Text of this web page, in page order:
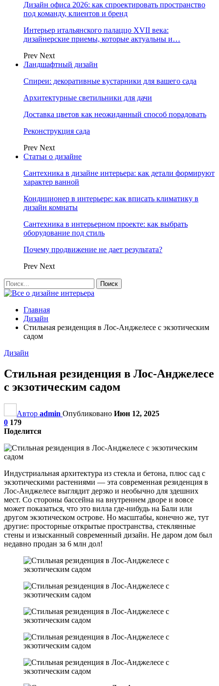
Дизайн офиса 2026: как спроектировать пространство
под команду, клиентов и бренд
Интерьер итальянского палаццо XVII века:
дизайнерские приемы, которые актуальны и…
Prev Next
Ландшафтный дизайн
Спиреи: декоративные кустарники для вашего сада
Архитектурные светильники для дачи
Доставка цветов как неожиданный способ порадовать
Реконструкция сада
Prev Next
Статьи о дизайне
Сантехника в дизайне интерьера: как детали формируют
характер ванной
Кондиционер в интерьере: как вписать климатику в
дизайн комнаты
Сантехника в интерьерном проекте: как выбрать
оборудование под стиль
Почему продвижение не дает результата?
Prev Next
Главная
Дизайн
Стильная резиденция в Лос-Анджелесе с экзотическим
садом
Дизайн
Стильная резиденция в Лос-Анджелесе
с экзотическим садом
Автор admin Опубликовано Июн 12, 2025
0 179
Поделится
Индустриальная архитектура из стекла и бетона, плюс сад с
экзотическими растениями — эта современная резиденция в
Лос-Анджелесе выглядит дерзко и необычно для здешних
мест. Со стороны бассейна на внутреннем дворе и вовсе
может показаться, что это вилла где-нибудь на Бали или
другом экзотическом острове. Но масштабы, конечно же, тут
другие: просторные открытые пространства, стеклянные
стены и изысканный современный дизайн. Не даром дом был
недавно продан за 6 млн дол!